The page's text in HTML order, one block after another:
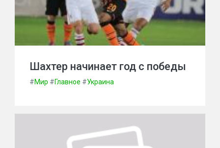
Шахтер начинает год с победы
#Мир #Главное #Украина